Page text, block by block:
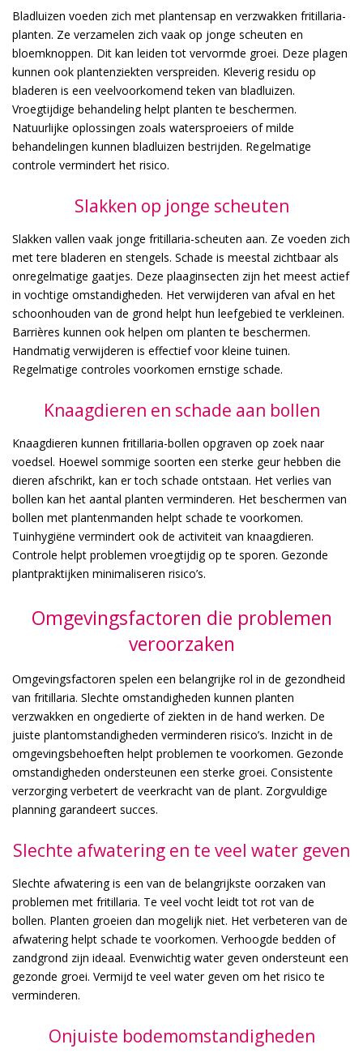
Bladluizen voeden zich met plantensap en verzwakken fritillaria-
planten. Ze verzamelen zich vaak op jonge scheuten en
bloemknoppen. Dit kan leiden tot vervormde groei. Deze plagen
kunnen ook plantenziekten verspreiden. Kleverig residu op
bladeren is een veelvoorkomend teken van bladluizen.
Vroegtijdige behandeling helpt planten te beschermen.
Natuurlijke oplossingen zoals watersproeiers of milde
behandelingen kunnen bladluizen bestrijden. Regelmatige
controle vermindert het risico.
Slakken op jonge scheuten
Slakken vallen vaak jonge fritillaria-scheuten aan. Ze voeden zich
met tere bladeren en stengels. Schade is meestal zichtbaar als
onregelmatige gaatjes. Deze plaaginsecten zijn het meest actief
in vochtige omstandigheden. Het verwijderen van afval en het
schoonhouden van de grond helpt hun leefgebied te verkleinen.
Barrières kunnen ook helpen om planten te beschermen.
Handmatig verwijderen is effectief voor kleine tuinen.
Regelmatige controles voorkomen ernstige schade.
Knaagdieren en schade aan bollen
Knaagdieren kunnen fritillaria-bollen opgraven op zoek naar
voedsel. Hoewel sommige soorten een sterke geur hebben die
dieren afschrikt, kan er toch schade ontstaan. Het verlies van
bollen kan het aantal planten verminderen. Het beschermen van
bollen met plantenmanden helpt schade te voorkomen.
Tuinhygiëne vermindert ook de activiteit van knaagdieren.
Controle helpt problemen vroegtijdig op te sporen. Gezonde
plantpraktijken minimaliseren risico’s.
Omgevingsfactoren die problemen
veroorzaken
Omgevingsfactoren spelen een belangrijke rol in de gezondheid
van fritillaria. Slechte omstandigheden kunnen planten
verzwakken en ongedierte of ziekten in de hand werken. De
juiste plantomstandigheden verminderen risico’s. Inzicht in de
omgevingsbehoeften helpt problemen te voorkomen. Gezonde
omstandigheden ondersteunen een sterke groei. Consistente
verzorging verbetert de veerkracht van de plant. Zorgvuldige
planning garandeert succes.
Slechte afwatering en te veel water geven
Slechte afwatering is een van de belangrijkste oorzaken van
problemen met fritillaria. Te veel vocht leidt tot rot van de
bollen. Planten groeien dan mogelijk niet. Het verbeteren van de
afwatering helpt schade te voorkomen. Verhoogde bedden of
zandgrond zijn ideaal. Evenwichtig water geven ondersteunt een
gezonde groei. Vermijd te veel water geven om het risico te
verminderen.
Onjuiste bodemomstandigheden